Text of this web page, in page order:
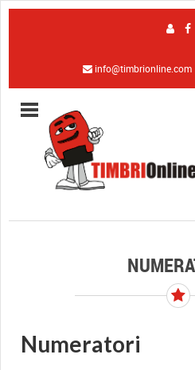
info@timbrionline.com
Numeratori